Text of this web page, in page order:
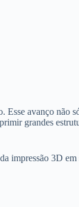
Esse avanço não
grandes
impressão 3D em